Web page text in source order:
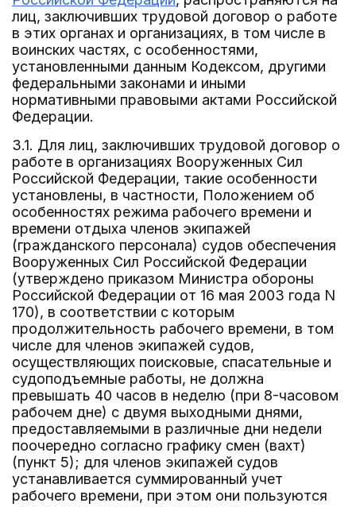
лиц, заключивших трудовой договор о работе
в этих органах и организациях, в том числе в
воинских частях, с особенностями,
установленными данным Кодексом, другими
федеральными законами и иными
нормативными правовыми актами Российской
Федерации.
3.1. Для лиц, заключивших трудовой договор о
работе в организациях Вооруженных Сил
Российской Федерации, такие особенности
установлены, в частности, Положением об
особенностях режима рабочего времени и
времени отдыха членов экипажей
(гражданского персонала) судов обеспечения
Вооруженных Сил Российской Федерации
(утверждено приказом Министра обороны
Российской Федерации от 16 мая 2003 года N
170), в соответствии с которым
продолжительность рабочего времени, в том
числе для членов экипажей судов,
осуществляющих поисковые, спасательные и
судоподъемные работы, не должна
превышать 40 часов в неделю (при 8-часовом
рабочем дне) с двумя выходными днями,
предоставляемыми в различные дни недели
поочередно согласно графику смен (вахт)
(пункт 5); для членов экипажей судов
устанавливается суммированный учет
рабочего времени, при этом они пользуются